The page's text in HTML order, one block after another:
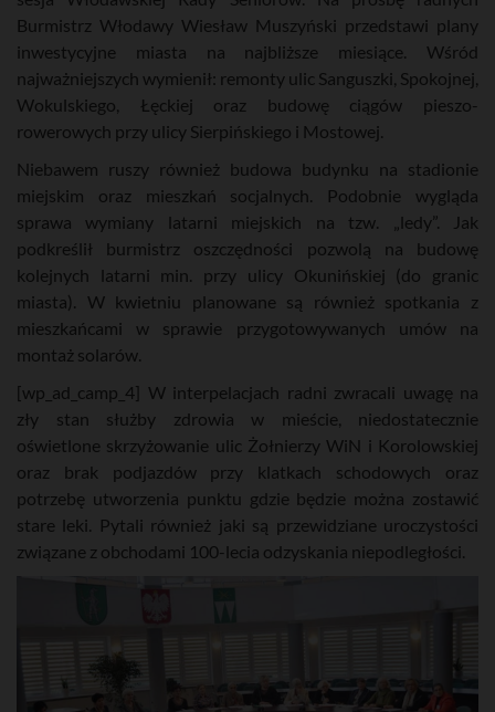
Burmistrz Włodawy Wiesław Muszyński przedstawi plany
inwestycyjne miasta na najbliższe miesiące. Wśród
najważniejszych wymienił: remonty ulic Sanguszki, Spokojnej,
Wokulskiego, Łęckiej oraz budowę ciągów pieszo-
rowerowych przy ulicy Sierpińskiego i Mostowej.
Niebawem ruszy również budowa budynku na stadionie
miejskim oraz mieszkań socjalnych. Podobnie wygląda
sprawa wymiany latarni miejskich na tzw. „ledy”. Jak
podkreślił burmistrz oszczędności pozwolą na budowę
kolejnych latarni min. przy ulicy Okunińskiej (do granic
miasta). W kwietniu planowane są również spotkania z
mieszkańcami w sprawie przygotowywanych umów na
montaż solarów.
[wp_ad_camp_4] W interpelacjach radni zwracali uwagę na
zły stan służby zdrowia w mieście, niedostatecznie
oświetlone skrzyżowanie ulic Żołnierzy WiN i Korolowskiej
oraz brak podjazdów przy klatkach schodowych oraz
potrzebę utworzenia punktu gdzie będzie można zostawić
stare leki. Pytali również jaki są przewidziane uroczystości
związane z obchodami 100-lecia odzyskania niepodległości.